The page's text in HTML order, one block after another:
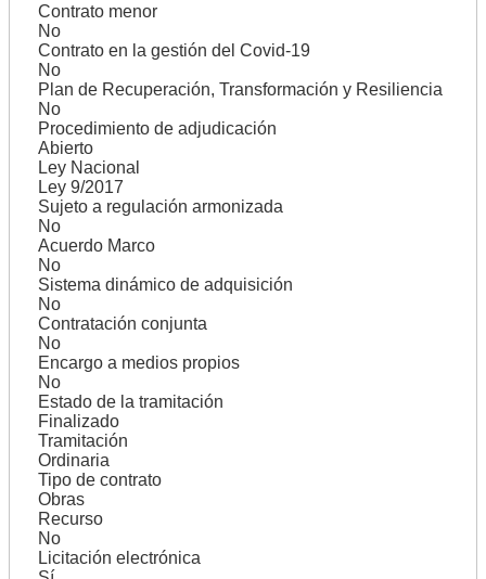
Contrato menor
No
Contrato en la gestión del Covid-19
No
Plan de Recuperación, Transformación y Resiliencia
No
Procedimiento de adjudicación
Abierto
Ley Nacional
Ley 9/2017
Sujeto a regulación armonizada
No
Acuerdo Marco
No
Sistema dinámico de adquisición
No
Contratación conjunta
No
Encargo a medios propios
No
Estado de la tramitación
Finalizado
Tramitación
Ordinaria
Tipo de contrato
Obras
Recurso
No
Licitación electrónica